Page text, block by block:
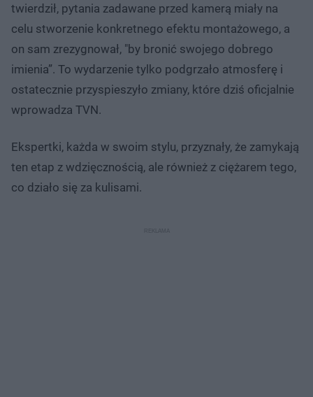
twierdził, pytania zadawane przed kamerą miały na
celu stworzenie konkretnego efektu montażowego, a
on sam zrezygnował, "by bronić swojego dobrego
imienia”. To wydarzenie tylko podgrzało atmosferę i
ostatecznie przyspieszyło zmiany, które dziś oficjalnie
wprowadza TVN.
Ekspertki, każda w swoim stylu, przyznały, że zamykają
ten etap z wdzięcznością, ale również z ciężarem tego,
co działo się za kulisami.